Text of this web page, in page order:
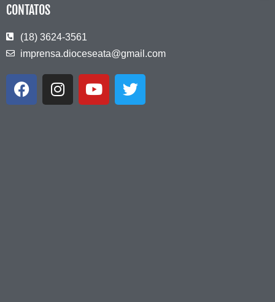
CONTATOS
(18) 3624-3561
imprensa.dioceseata@gmail.com